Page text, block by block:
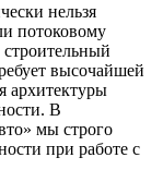
нельзя
потоковому
высочайшей
архитектуры
В
мы строго
при работе с